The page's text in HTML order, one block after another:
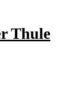
Thule